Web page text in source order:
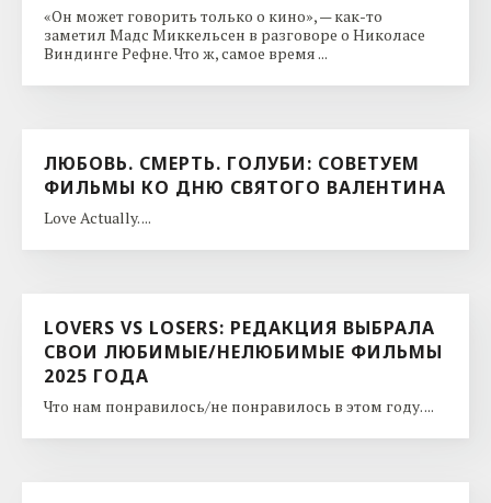
«Он может говорить только о кино», — как-то
заметил Мадс Миккельсен в разговоре о Николасе
Виндинге Рефне. Что ж, самое время ...
ЛЮБОВЬ. СМЕРТЬ. ГОЛУБИ: СОВЕТУЕМ
ФИЛЬМЫ КО ДНЮ CВЯТОГО ВАЛЕНТИНА
Love Actually. ...
LOVERS VS LOSERS: РЕДАКЦИЯ ВЫБРАЛА
СВОИ ЛЮБИМЫЕ/НЕЛЮБИМЫЕ ФИЛЬМЫ
2025 ГОДА
Что нам понравилось/не понравилось в этом году. ...